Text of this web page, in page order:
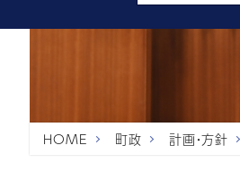
HOME 町政 計画・方針